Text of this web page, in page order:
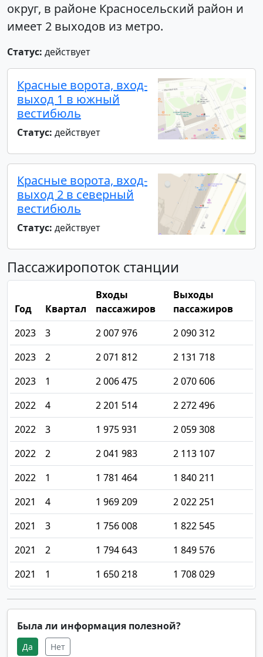
округ, в районе Красносельский район и
имеет 2 выходов из метро.
Статус: действует
Красные ворота, вход-
выход 1 в южный
вестибюль
Статус: действует
Красные ворота, вход-
выход 2 в северный
вестибюль
Статус: действует
Пассажиропоток станции
Год Квартал
Входы
пассажиров
Выходы
пассажиров
2023
3 2 007 976
2 090 312
2023
2 2 071 812
2 131 718
2023
1 2 006 475
2 070 606
2022
4 2 201 514
2 272 496
2022
3 1 975 931
2 059 308
2022
2 2 041 983
2 113 107
2022
1 1 781 464
1 840 211
2021
4 1 969 209
2 022 251
2021
3 1 756 008
1 822 545
2021
2 1 794 643
1 849 576
2021
1 1 650 218 1 708 029
Была ли информация полезной?
Да Нет